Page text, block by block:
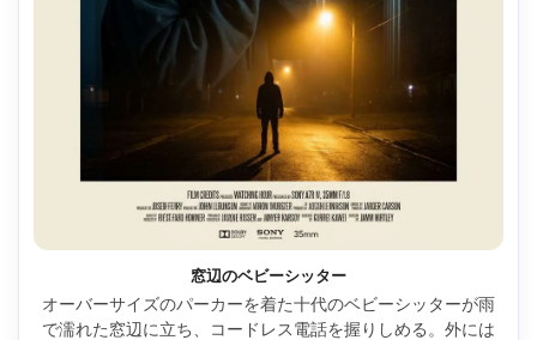
窓辺のベビーシッター
オーバーサイズのパーカーを着た十代のベビーシッターが雨
で濡れた窓辺に立ち、コードレス電話を握りしめる。外には